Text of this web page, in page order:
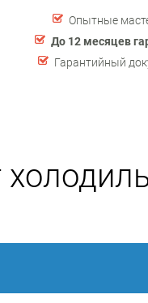
Опытные
До 12 месяцев
Гарантийный